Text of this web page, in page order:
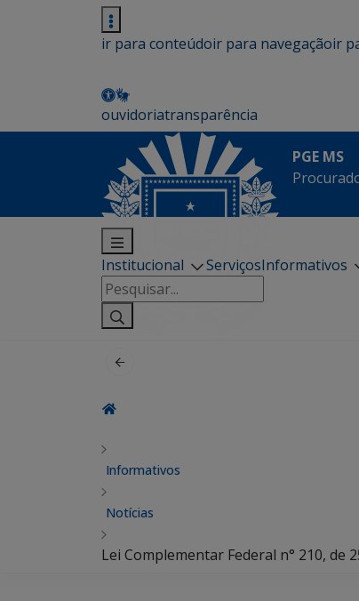
ir para conteúdoir para navegaçãoir
ouvidoriatransparência
PGE MS
Institucional ServiçosInformativos
Pesquisar
por:
Informativos
Notícias
Lei Complementar Federal n° 210, de